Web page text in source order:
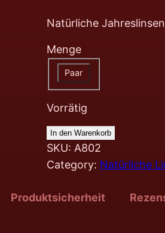
Natürliche Jahreslinsen
Menge
Paar
Vorrätig
In den Warenkorb
SKU: A802
Category: Natürliche
Produktsicherheit